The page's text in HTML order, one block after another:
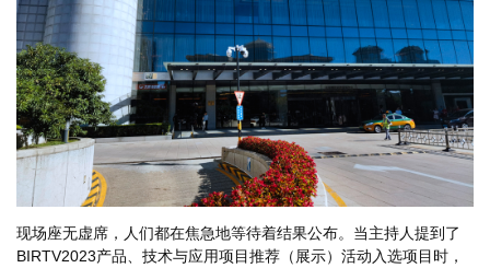
现场座无虚席，人们都在焦急地等待着结果公布。当主持人提到了
BIRTV2023产品、技术与应用项目推荐（展示）活动入选项目时，